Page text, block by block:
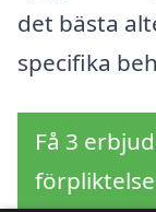
det bästa
specifika
Få 3